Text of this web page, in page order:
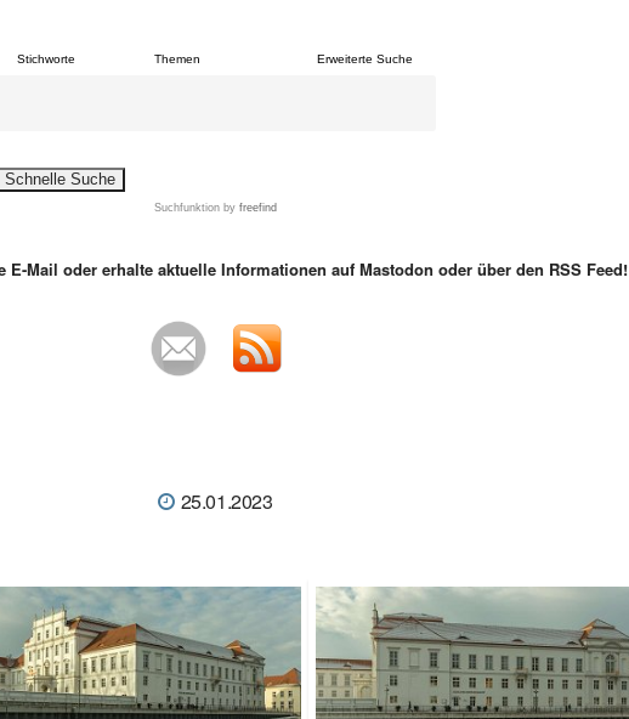
Stichworte Themen Erweiterte Suche
Suchfunktionby freefind
Mail oder erhalte aktuelle Informationen auf Mastodon oder über den RSS Feed!
25.01.2023